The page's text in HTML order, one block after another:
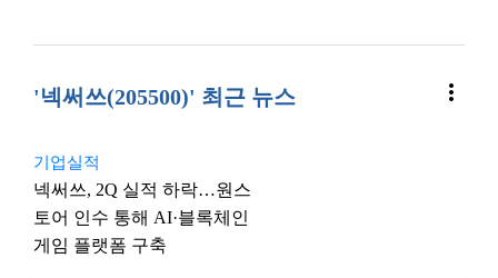
'넥써쓰(205500)' 최근 뉴스 more_vert
기업실적
넥써쓰, 2Q 실적 하락…원스
토어 인수 통해 AI·블록체인
게임 플랫폼 구축